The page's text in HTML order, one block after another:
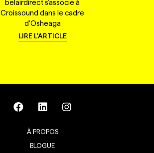
belairdirect s'associe à
Croissound dans le cadre
d'Osheaga
LIRE L'ARTICLE
À PROPOS
BLOGUE